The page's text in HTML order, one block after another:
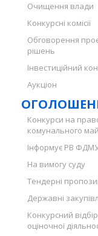
Очищення влади
Конкурсні комісії
Обговорення
рішень
Інвестиційний
Аукціон
Конкурси на
комунального
Інформує РВ
На вимогу суду
Тендерні
Державні
Конкурсний відбір
оціночної